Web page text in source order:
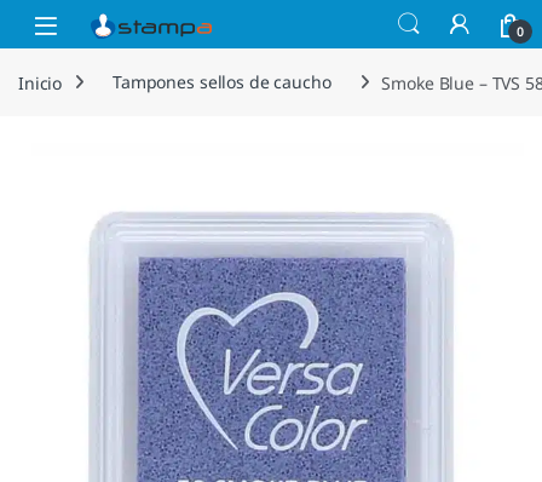
Saltar a la navegación
Saltar al contenido
Open 0
Inicio Tampones sellos de caucho Smoke Blue – TVS